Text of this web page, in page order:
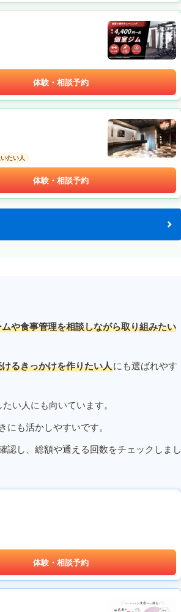
体験・相談予約
たい人
体験・相談予約
や食事管理を相談しながら取り組みたい
るきっかけを作りたい人にも選ばれやす
い人にも向いています。
も活かしやすいです。
認し、総額や通える回数をチェックしまし
体験・相談予約